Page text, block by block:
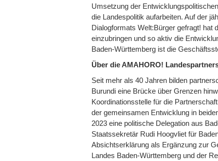
Umsetzung der
die Landespolitik aufarbeiten. Auf der
Dialogformats Welt:Bürger gefragt! hat
einzubringen und so aktiv die
Baden-Württemberg ist die
Über die AMAHORO!
Seit mehr als 40 Jahren bilden
Burundi eine Brücke über Grenzen
Koordinationsstelle für die
der gemeinsamen Entwicklung in
2023 eine politische Delegation aus
Staatssekretär Rudi Hoogvliet für
Absichtserklärung als Ergänzung zur
Landes Baden-Württemberg und der